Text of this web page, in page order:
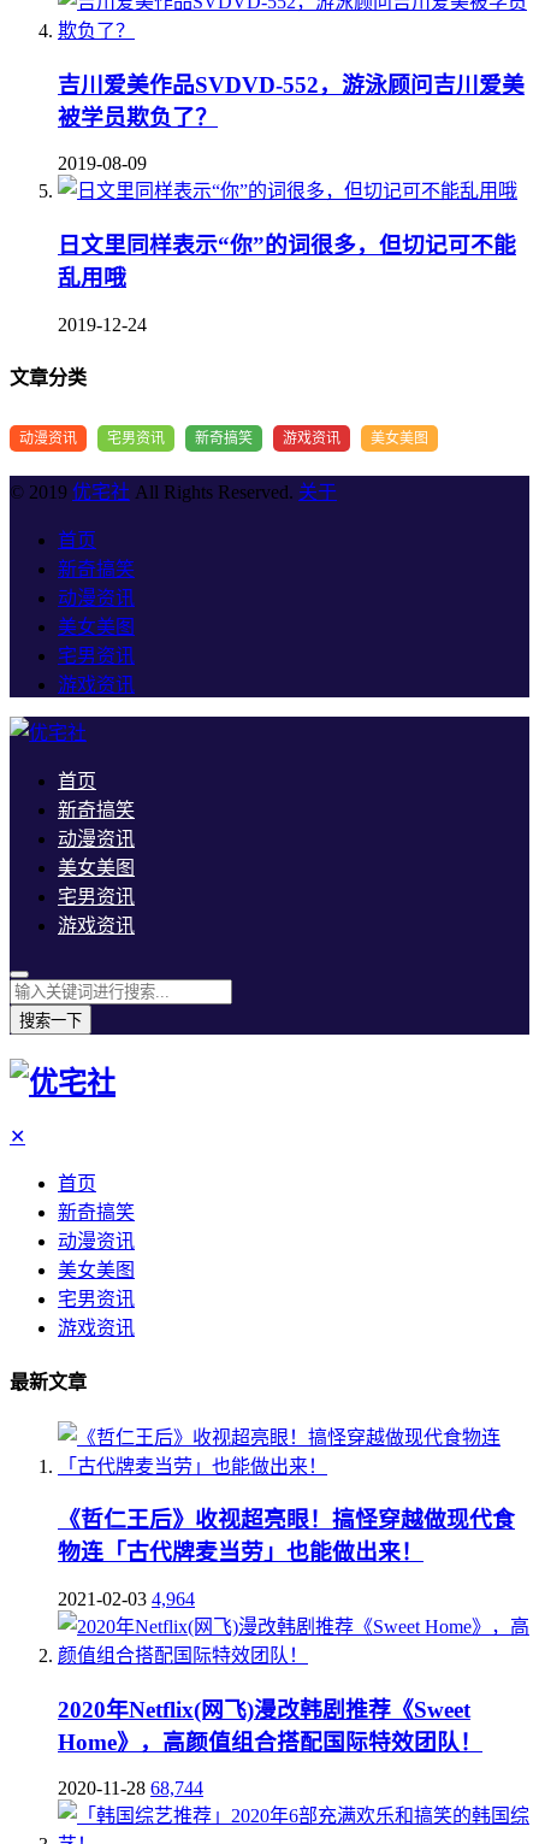
吉川爱美作品SVDVD-552，游泳顾问吉川爱美
被学员欺负了？
2019-08-09
日文里同样表示“你”的词很多，但切记可不能
乱用哦
2019-12-24
文章分类
动漫资讯 宅男资讯 新奇搞笑 游戏资讯 美女美图
© 2019 优宅社 All Rights Reserved. 关于
首页
新奇搞笑
动漫资讯
美女美图
宅男资讯
游戏资讯
首页
新奇搞笑
动漫资讯
美女美图
宅男资讯
游戏资讯
搜索一下
✕
首页
新奇搞笑
动漫资讯
美女美图
宅男资讯
游戏资讯
最新文章
《哲仁王后》收视超亮眼！搞怪穿越做现代食
物连「古代牌麦当劳」也能做出来！
2021-02-03 4,964
2020年Netflix(网飞)漫改韩剧推荐《Sweet
Home》，高颜值组合搭配国际特效团队！
2020-11-28 68,744